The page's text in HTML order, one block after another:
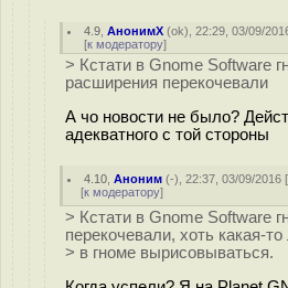
4.9 ,АнонимХ (ok), 22:29, 03/09/
[к модератору]
> Кстати в Gnome Software
расширения перекочевали
А чо новости не было?
адекватного с той стороны
4.10 ,Аноним (-), 22:37, 03/09/2016 [
[к модератору]
> Кстати в Gnome Software
перекочевали, хоть какая-то
> в гноме вырисовываться.